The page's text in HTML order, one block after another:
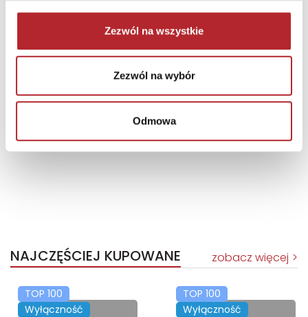
Zezwól na wszystkie
Zezwól na wybór
Odmowa
Brak danych
NAJCZĘŚCIEJ KUPOWANE zobacz więcej
TOP 100
Wyłączność
TOP 100
Wyłączność